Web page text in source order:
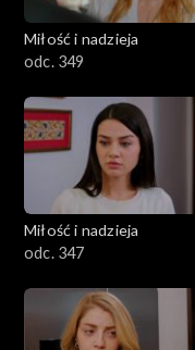
Miłość i nadzieja
odc. 349
Miłość i nadzieja
odc. 347